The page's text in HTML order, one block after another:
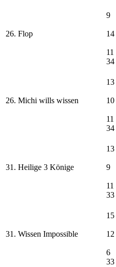
26. Flop
9
14
11
34
26. Michi wills wissen
13
10
11
34
31. Heilige 3 Könige
13
9
11
33
31. Wissen Impossible
15
12
6
33